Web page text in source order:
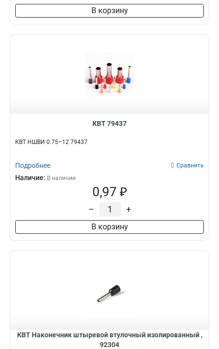
В корзину
КВТ 79437
КВТ НШВИ 0.75–12 79437
Подробнее Сравнить
Наличие: В наличии
0,97 ₽
– +
В корзину
КВТ Наконечник штыревой втулочный изолированный ,
92304